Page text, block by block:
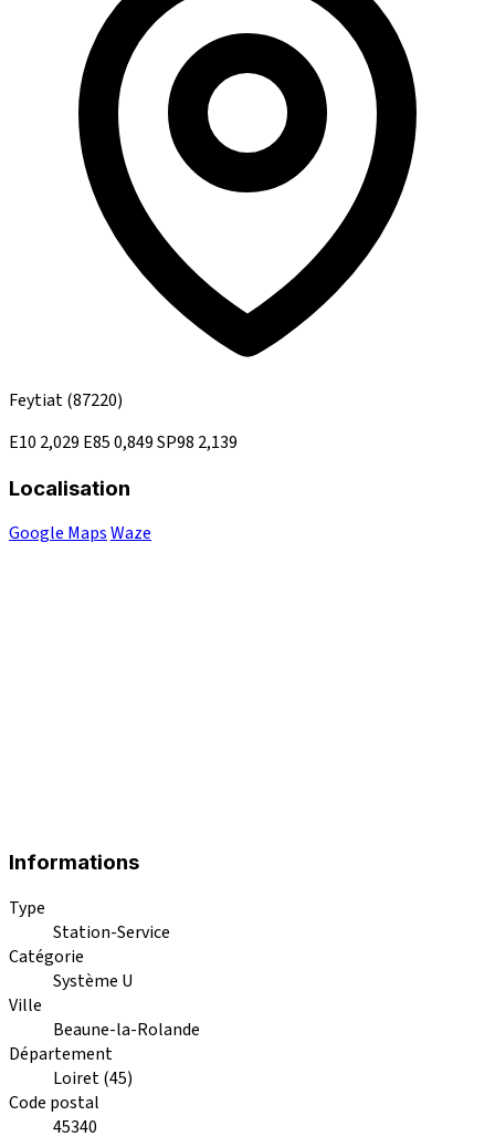
Feytiat(87220)
E10 2,029 E850,849SP98 2,139
Localisation
Google MapsWaze
Informations
Type
Station-Service
Catégorie
Système U
Ville
Beaune-la-Rolande
Département
Loiret (45)
Code postal
45340